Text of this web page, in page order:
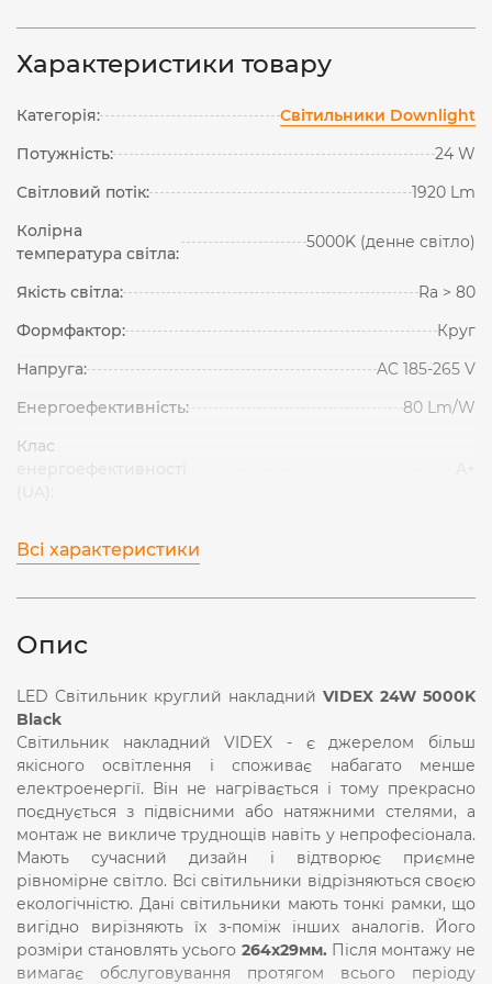
Характеристики товару
Категорія:
Світильники Downlight
Потужність:
24 W
Світловий потік:
1920 Lm
Колірна
температура світла:
5000K (денне світло)
Якість світла:
Ra > 80
Формфактор:
Круг
Напруга:
AC 185-265 V
Енергоефективність:
80 Lm/W
Клас
Всі характеристики
Опис
LED Світильник круглий накладний VIDEX 24W 5000K
Black
Світильник накладний VIDEX - є джерелом більш
якісного освітлення і споживає набагато менше
електроенергії. Він не нагрівається і тому прекрасно
поєднується з підвісними або натяжними стелями, а
монтаж не викличе труднощів навіть у непрофесіонала.
Мають сучасний дизайн і відтворює приємне
рівномірне світло. Всі світильники відрізняються своєю
екологічністю. Дані світильники мають тонкі рамки, що
вигідно вирізняють їх з-поміж інших аналогів. Його
розміри становлять усього 264x29мм. Після монтажу не
вимагає обслуговування протягом всього періоду